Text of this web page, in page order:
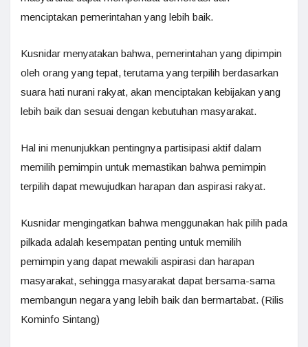
menciptakan pemerintahan yang lebih baik.
Kusnidar menyatakan bahwa, pemerintahan yang dipimpin
oleh orang yang tepat, terutama yang terpilih berdasarkan
suara hati nurani rakyat, akan menciptakan kebijakan yang
lebih baik dan sesuai dengan kebutuhan masyarakat.
Hal ini menunjukkan pentingnya partisipasi aktif dalam
memilih pemimpin untuk memastikan bahwa pemimpin
terpilih dapat mewujudkan harapan dan aspirasi rakyat.
Kusnidar mengingatkan bahwa menggunakan hak pilih pada
pilkada adalah kesempatan penting untuk memilih
pemimpin yang dapat mewakili aspirasi dan harapan
masyarakat, sehingga masyarakat dapat bersama-sama
membangun negara yang lebih baik dan bermartabat. (Rilis
Kominfo Sintang)